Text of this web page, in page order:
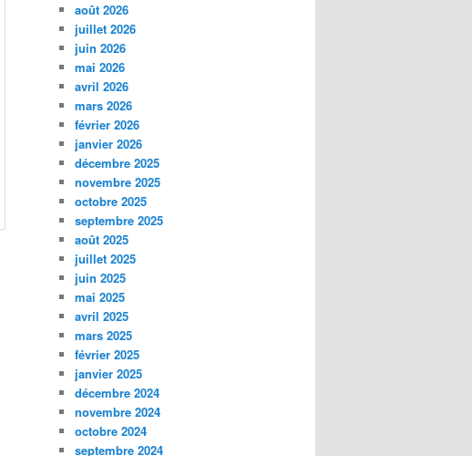
août 2026
juillet 2026
juin 2026
mai 2026
avril 2026
mars 2026
février 2026
janvier 2026
décembre 2025
novembre 2025
octobre 2025
septembre 2025
août 2025
juillet 2025
juin 2025
mai 2025
avril 2025
mars 2025
février 2025
janvier 2025
décembre 2024
novembre 2024
octobre 2024
septembre 2024